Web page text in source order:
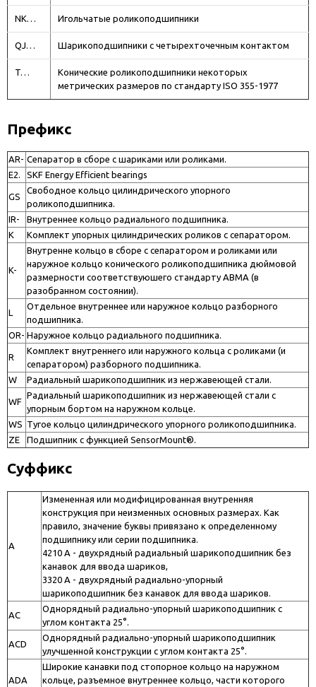
NK… Игольчатые роликоподшипники
QJ… Шарикоподшипники с четырехточечным контактом
T…
Конические роликоподшипники некоторых
метрических размеров по стандарту ISO 355-1977
Префикс
AR- Сепаратор в сборе с шариками или роликами.
E2.
SKF Energy Efficient bearings
GS
Свободное кольцо цилиндрического упорного
роликоподшипника.
IR-
Внутреннее кольцо радиального подшипника.
K
Комплект упорных цилиндрических роликов с сепаратором.
K-
Внутренне кольцо в сборе с сепаратором и роликами или
наружное кольцо конического роликоподшипника дюймовой
размерности соответствуюшего стандарту ABMA (в
разобранном состоянии).
L
Отдельное внутреннее или наружное кольцо разборного
подшипника.
OR- Наружное кольцо радиального подшипника.
R
Комплект внутреннего или наружного кольца с роликами (и
сепаратором) разборного подшипника.
W
Радиальный шарикоподшипник из нержавеющей стали.
WF
Радиальный шарикоподшипник из нержавеющей стали с
упорным бортом на наружном кольце.
WS Тугое кольцо цилиндрического упорного роликоподшипника.
ZE
Подшипник с функцией SensorMount®.
Суффикс
A
Измененная или модифицированная внутренняя
конструкция при неизменных основных размерах. Как
правило, значение буквы привязано к определенному
подшипнику или серии подшипника.
4210 A - двухрядный радиальный шарикоподшипник без
канавок для ввода шариков,
3320 A - двухрядный радиально-упорный
шарикоподшипник без канавок для ввода шариков.
AC
Однорядный радиально-упорный шарикоподшипник с
углом контакта 25°.
ACD
Однорядный радиально-упорный шарикоподшипник
улучшенной конструкции с углом контакта 25°.
ADA
Широкие канавки под стопорное кольцо на наружном
кольце, разъемное внутреннее кольцо, части которого